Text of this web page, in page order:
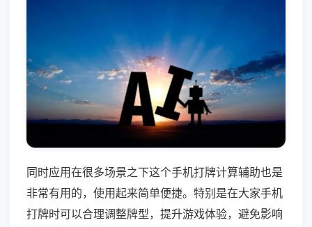
同时应用在很多场景之下这个手机打牌计算辅助也是
非常有用的，使用起来简单便捷。特别是在大家手机
打牌时可以合理调整牌型，提升游戏体验，避免影响